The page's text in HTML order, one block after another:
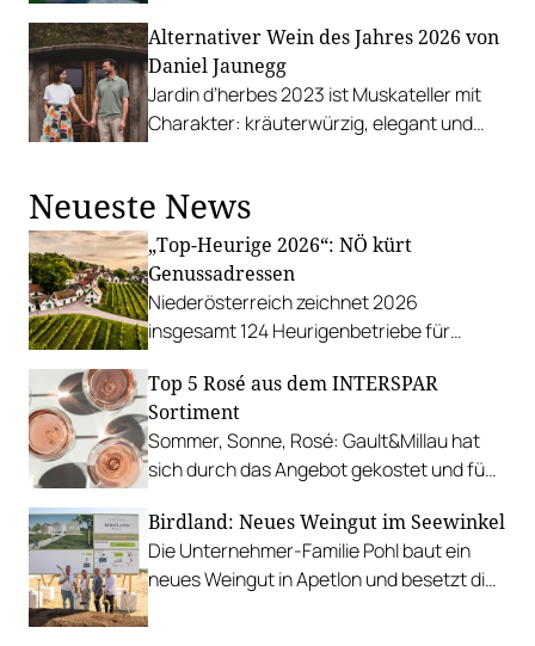
Alternativer Wein des Jahres 2026 von
Daniel Jaunegg
Jardin d’herbes 2023 ist Muskateller mit
Charakter: kräuterwürzig, elegant und
Neueste News
„Top-Heurige 2026“: NÖ kürt
Genussadressen
Niederösterreich zeichnet 2026
insgesamt 124 Heurigenbetriebe für
Top 5 Rosé aus dem INTERSPAR
Sortiment
Sommer, Sonne, Rosé: Gault&Millau hat
sich durch das Angebot gekostet und fünf
Birdland: Neues Weingut im Seewinkel
Die Unternehmer-Familie Pohl baut ein
neues Weingut in Apetlon und besetzt die